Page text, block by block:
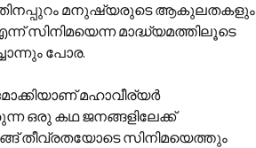
മനുഷ്യരുടെ ആകുലതകളും
മാദ്ധ്യമത്തിലൂടെ
പോര.
മഹാവീര്യർ
ഒരു കഥ ജനങ്ങളിലേക്ക്
തീവ്രതയോടെ സിനിമയെത്തും